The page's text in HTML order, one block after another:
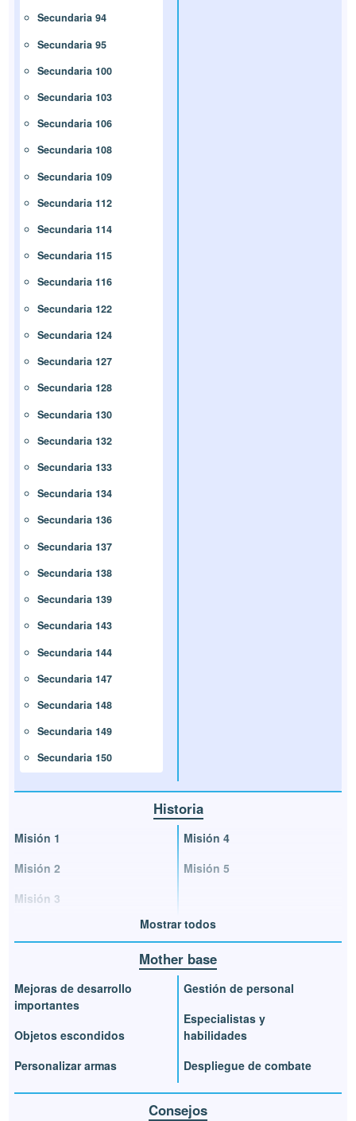
Secundaria 94
Secundaria 95
Secundaria 100
Secundaria 103
Secundaria 106
Secundaria 108
Secundaria 109
Secundaria 112
Secundaria 114
Secundaria 115
Secundaria 116
Secundaria 122
Secundaria 124
Secundaria 127
Secundaria 128
Secundaria 130
Secundaria 132
Secundaria 133
Secundaria 134
Secundaria 136
Secundaria 137
Secundaria 138
Secundaria 139
Secundaria 143
Secundaria 144
Secundaria 147
Secundaria 148
Secundaria 149
Secundaria 150
Historia
Misión 1
Misión 2
Misión 3
Misión 4
Misión 5
Mostrar todos
Mother base
Mejoras de desarrollo
importantes
Objetos escondidos
Personalizar armas
Gestión de personal
Especialistas y
habilidades
Despliegue de combate
Consejos